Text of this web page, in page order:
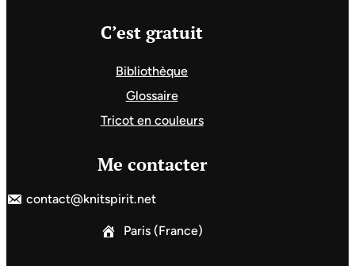
C’est gratuit
Bibliothèque
Glossaire
Tricot en couleurs
Me contacter
contact@knitspirit.net
Paris (France)